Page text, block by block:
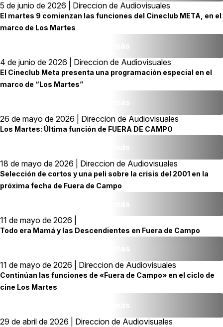
5 de junio de 2026 | Direccion de Audiovisuales
El martes 9 comienzan las funciones del Cineclub META, en el
marco de Los Martes
4 de junio de 2026 | Direccion de Audiovisuales
El Cineclub Meta presenta una programación especial en el
marco de “Los Martes”
26 de mayo de 2026 | Direccion de Audiovisuales
Los Martes: Última función de FUERA DE CAMPO
18 de mayo de 2026 | Direccion de Audiovisuales
Selección de cortos y una peli sobre la crisis del 2001 en la
próxima fecha de Fuera de Campo
11 de mayo de 2026 |
Todo era Mamá y las Descendientes en Fuera de Campo
11 de mayo de 2026 | Direccion de Audiovisuales
Continúan las funciones de «Fuera de Campo» en el ciclo de
cine Los Martes
29 de abril de 2026 | Direccion de Audiovisuales